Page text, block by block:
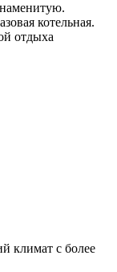
котельная.
отдыха
климат с более